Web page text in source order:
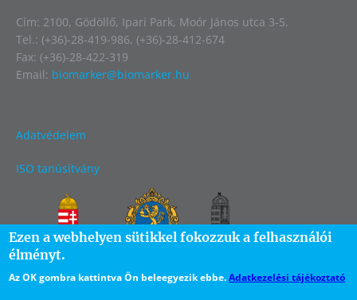
Cím: 2100, Gödöllő, Ipari Park, Moór János utca 3-5.
Tel.: (+36)-28-419-986, (+36)-28-412-674
Fax: (+36)-28-422-319
Email: biomarker@biomarker.hu
Adatvédelem
ISO tanúsítvány
Ezen a webhelyen sütikkel fokozzuk a felhasználói
élményt.
Az OK gombra kattintva Ön beleegyezik ebbe.Adatkezelési tájékoztató